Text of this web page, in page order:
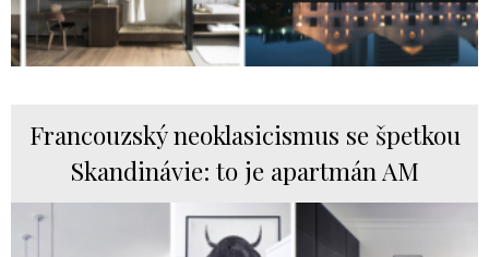
Francouzský neoklasicismus se špetkou
Skandinávie: to je apartmán AM